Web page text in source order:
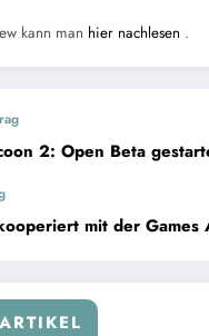
kann man hier nachlesen .
2: Open Beta
mit der Games